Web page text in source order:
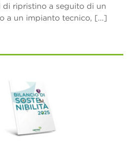
di ripristino a seguito di un
a un impianto tecnico, [...]